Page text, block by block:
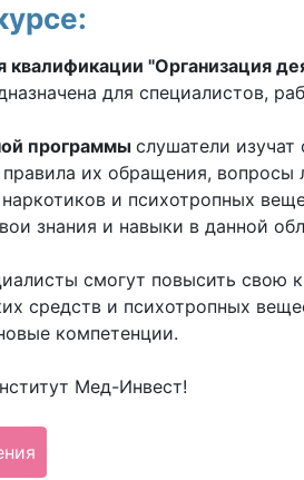
"Организация
для специалистов,
программы слушатели
их обращения, вопросы
и психотропных
знания и навыки в данной
смогут повысить свою
средств и психотропных
компетенции.
Мед-Инвест!